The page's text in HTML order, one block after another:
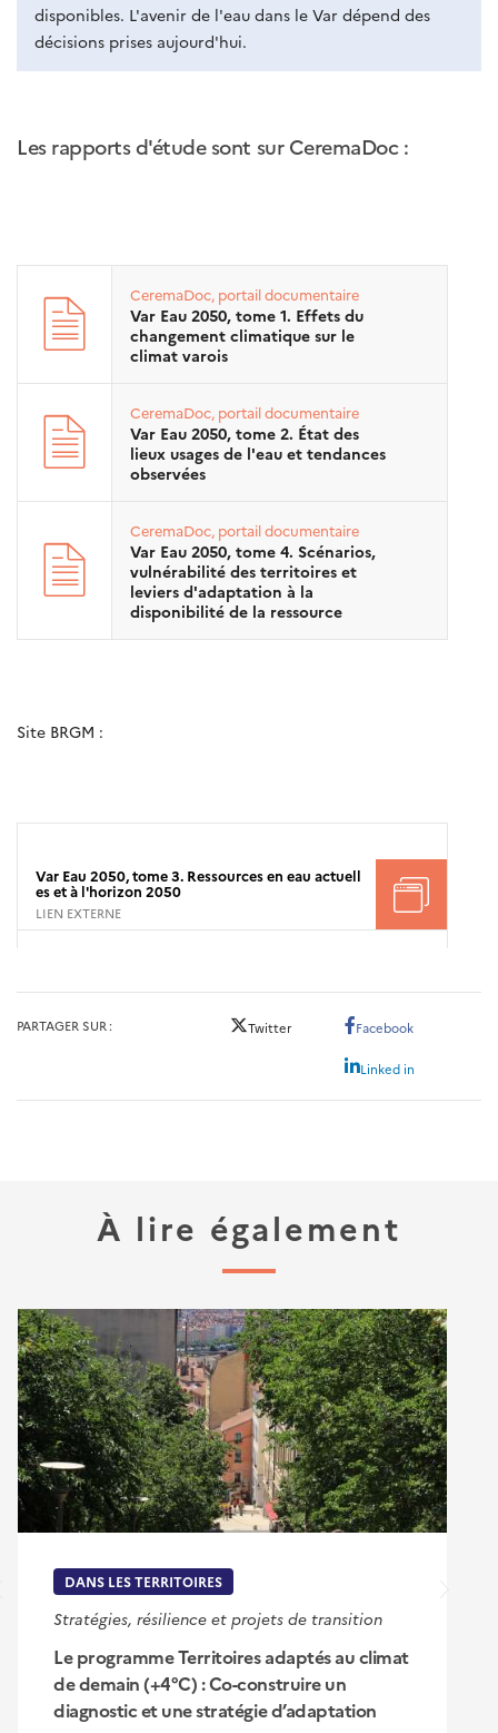
disponibles. L'avenir de l'eau dans le Var dépend des
décisions prises aujourd'hui.
Les rapports d'étude sont sur CeremaDoc :
CeremaDoc, portail documentaire
Var Eau 2050, tome 1. Effets du
changement climatique sur le
climat varois
CeremaDoc, portail documentaire
Var Eau 2050, tome 2. État des
lieux usages de l'eau et tendances
observées
CeremaDoc, portail documentaire
Var Eau 2050, tome 4. Scénarios,
vulnérabilité des territoires et
leviers d'adaptation à la
disponibilité de la ressource
Site BRGM :
Var Eau 2050, tome 3. Ressources en eau actuell
es et à l'horizon 2050
LIEN EXTERNE
PARTAGER SUR Twitter Facebook
Linked in
À lire également
DANS LES TERRITOIRES
Stratégies, résilience et projets de transition
Le programme Territoires adaptés au climat
de demain (+4°C) : Co-construire un
diagnostic et une stratégie d’adaptation